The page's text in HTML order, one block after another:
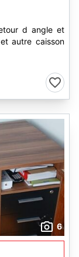
d angle et
autre caisson
6